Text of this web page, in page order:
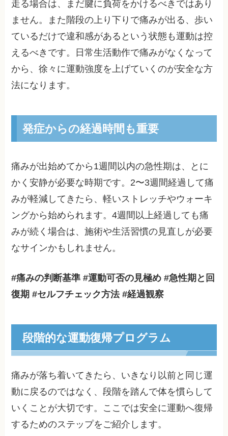
走る場合は、まだ腱に負荷をかけるべきではあり
ません。また階段の上り下りで痛みが出る、歩い
ているだけで違和感があるという状態も運動は控
えるべきです。日常生活動作で痛みがなくなって
から、徐々に運動強度を上げていくのが安全な方
法になります。
発症からの経過時間も重要
痛みが出始めてから1週間以内の急性期は、とに
かく安静が必要な時期です。2〜3週間経過して痛
みが軽減してきたら、軽いストレッチやウォーキ
ングから始められます。4週間以上経過しても痛
みが続く場合は、施術や生活習慣の見直しが必要
なサインかもしれません。
#痛みの判断基準 #運動可否の見極め #急性期と回
復期 #セルフチェック方法 #経過観察
段階的な運動復帰プログラム
痛みが落ち着いてきたら、いきなり以前と同じ運
動に戻るのではなく、段階を踏んで体を慣らして
いくことが大切です。ここでは安全に運動へ復帰
するためのステップをご紹介します。